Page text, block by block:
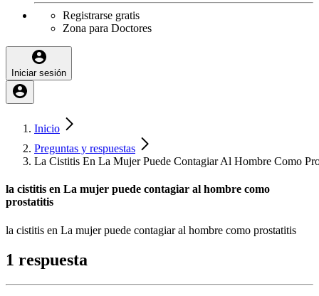
Registrarse gratis
Zona para Doctores
Iniciar sesión
Inicio
Preguntas y respuestas
La Cistitis En La Mujer Puede Contagiar Al Hombre Como
la cistitis en La mujer puede contagiar al hombre como
prostatitis
la cistitis en La mujer puede contagiar al hombre como prostatitis
1 respuesta